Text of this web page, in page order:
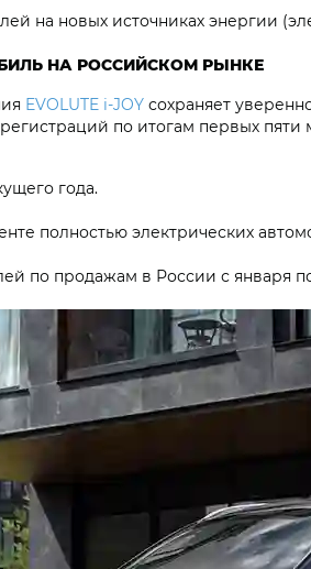
на новых источниках энергии
НА РОССИЙСКОМ РЫНКЕ
EVOLUTE i‑JOY сохраняет
по итогам первых
года.
полностью электрических
по продажам в России с января